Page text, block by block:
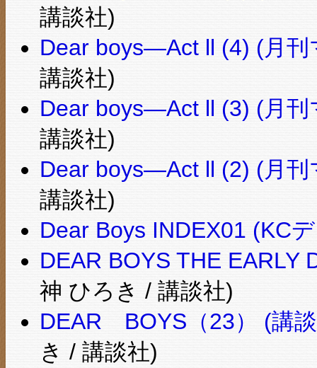
講談社)
Dear boys―Act ll (4) (月
講談社)
Dear boys―Act ll (3) (月
講談社)
Dear boys―Act ll (2) (月
講談社)
Dear Boys INDEX01 (KC
DEAR BOYS THE EARLY
神 ひろき / 講談社)
DEAR BOYS（23） (講
き / 講談社)